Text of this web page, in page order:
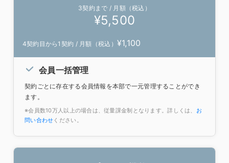
?
取引CSVダウンロード
売上集計 ?
売上分析
業種別集計 ?
3契約まで / 月額（税込）
¥5,500
4契約目から 1契約 / 月額（税込） ¥1,100
会員一括管理
契約ごとに存在する会員情報を本部で一元管理することができ
ます。
※会員数10万人以上の場合は、従量課金制となります。詳しくは、 お
問い合わせ ください。